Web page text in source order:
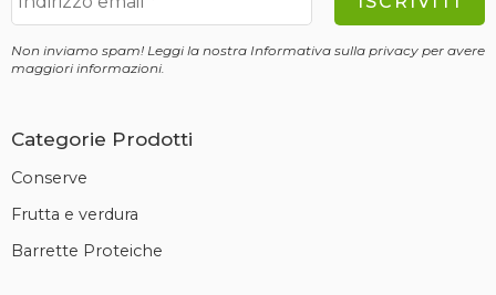
Non inviamo spam! Leggi la nostra Informativa sulla privacy per avere
maggiori informazioni.
Categorie Prodotti
Conserve
Frutta e verdura
Barrette Proteiche